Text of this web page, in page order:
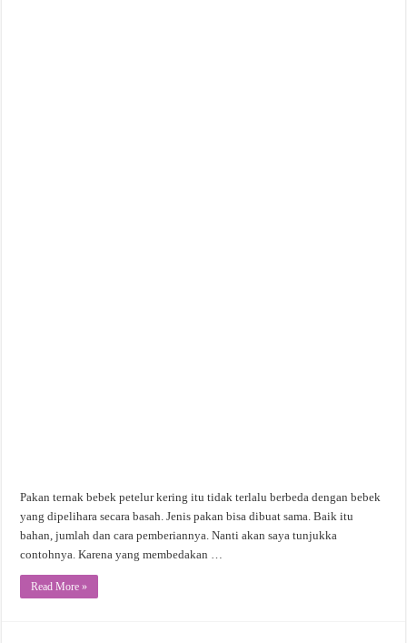
Pakan ternak bebek petelur kering itu tidak terlalu berbeda dengan bebek
yang dipelihara secara basah. Jenis pakan bisa dibuat sama. Baik itu
bahan, jumlah dan cara pemberiannya. Nanti akan saya tunjukka
contohnya. Karena yang membedakan …
Read More »